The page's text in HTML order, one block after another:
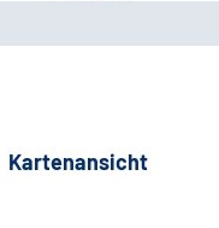
Kartenansicht